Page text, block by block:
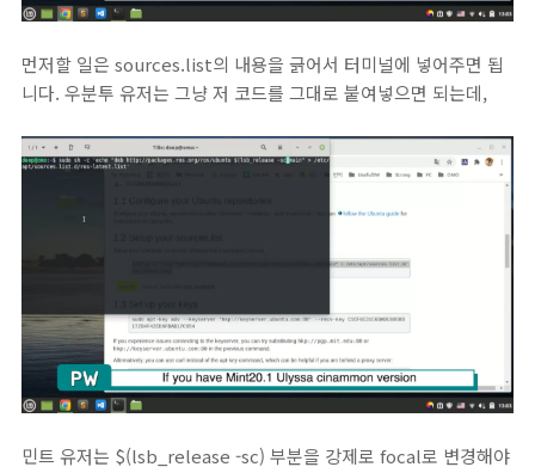
먼저할 일은 sources.list의 내용을 긁어서 터미널에 넣어주면 됩
니다. 우분투 유저는 그냥 저 코드를 그대로 붙여넣으면 되는데,
민트 유저는 $(lsb_release -sc) 부분을 강제로 focal로 변경해야